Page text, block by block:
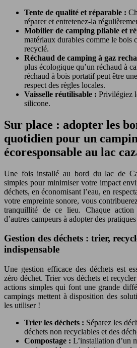
Tente de qualité et réparable :
réparer et entretenez-la
Mobilier de camping pliable et
matériaux durables comme le bois
recyclé.
Réchaud de camping à gaz
plus écologique qu’un réchaud à
réchaud à bois portatif peut être
respect des règles locales.
Vaisselle réutilisable : Privilégiez
silicone.
Sur place : adopter les
quotidien pour un
écoresponsable au lac
Une fois installé au bord du lac de
simples pour minimiser votre impact
déchets, en économisant l’eau, en
votre empreinte sonore, vous
tranquillité de ce lieu. Chaque
d’autres campeurs à adopter des
Gestion des déchets : trier,
indispensable
Une gestion efficace des déchets est
zéro déchet. Trier vos déchets et
actions simples qui font une grande
campings mettent à disposition des
les utiliser !
Trier les déchets : Séparez les
déchets non recyclables et des
Compostage : L’installation d’un